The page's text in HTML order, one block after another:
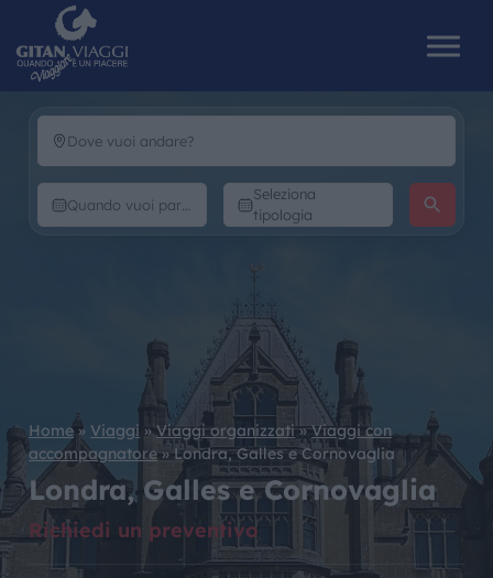
Seleziona
tipologia
HOME
CATALOGHI
IL MONDO GITAN
CONTATTI
Home » Viaggi » Viaggi organizzati » Viaggi con
accompagnatore »Londra, Galles e Cornovaglia
Londra, Galles e Cornovaglia
Richiedi un preventivo